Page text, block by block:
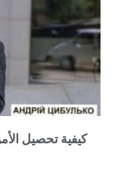
كيفية تحصيل